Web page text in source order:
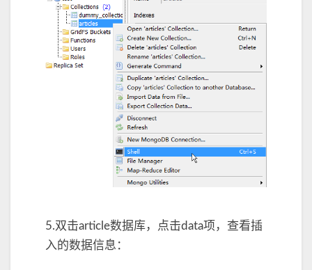
5.双击article数据库，点击data项，查看插
入的数据信息：